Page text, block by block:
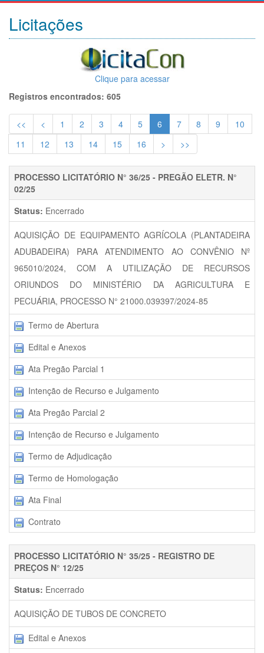
Licitações
Clique para acessar
Registros encontrados: 605
<< < 1 2 3 4 5 6 7 8 9
10
11
12 13 14 15 16 > >>
PROCESSO LICITATÓRIO N° 36/25 - PREGÃO ELETR. N°
02/25
Status: Encerrado
AQUISIÇÃO DE EQUIPAMENTO AGRÍCOLA (PLANTADEIRA
ADUBADEIRA) PARA ATENDIMENTO AO CONVÊNIO Nº
965010/2024, COM A UTILIZAÇÃO DE RECURSOS
ORIUNDOS DO MINISTÉRIO DA AGRICULTURA E
PECUÁRIA, PROCESSO N° 21000.039397/2024-85
Termo de Abertura
Edital e Anexos
Ata Pregão Parcial 1
Intenção de Recurso e Julgamento
Ata Pregão Parcial 2
Intenção de Recurso e Julgamento
Termo de Adjudicação
Termo de Homologação
Ata Final
Contrato
PROCESSO LICITATÓRIO N° 35/25 - REGISTRO DE
PREÇOS N° 12/25
Status: Encerrado
AQUISIÇÃO DE TUBOS DE CONCRETO
Edital e Anexos